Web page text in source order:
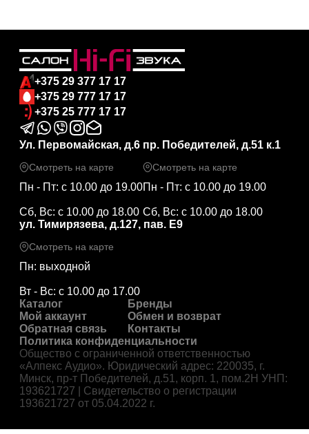
+375 29 377 17 17
+375 29 777 17 17
+375 25 777 17 17
Ул. Первомайская, д.6
Смотреть на карте
Пн - Пт: с 10.00 до 19.00
Сб, Вс: с 10.00 до 18.00
пр. Победителей, д.51 к.1
Смотреть на карте
Пн - Пт: с 10.00 до 19.00
Сб, Вс: с 10.00 до 18.00
ул. Тимирязева, д.127, пав. Е9
Смотреть на карте
Пн: выходной
Вт - Вс: с 10.00 до 17.00
Каталог
Бренды
Мой аккаунт
Обмен и возврат
Обратная связь
Контакты
Политика конфиденциальности
Общество с ограниченной ответственностью
«Алпекс Аудио». Юридический адрес: 220035, г.
Минск, пр-т Победителей, д.51, корп. 1, пом.2Н УНП:
193621727 | Свидетельство о регистрации
193621727 от 05.04.2022 г.